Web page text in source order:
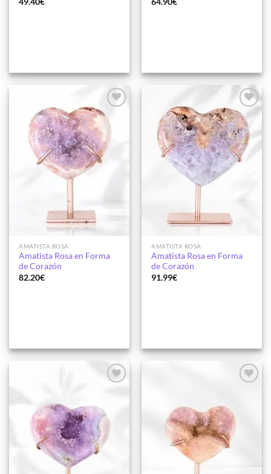
Añadir
a la
lista de
deseos
AMATISTA ROSA
Amatista Rosa en Forma
de Corazón
82.20€
Añadir
a la
lista de
deseos
AMATISTA ROSA
Amatista Rosa en Forma
de Corazón
91.99€
lista de
deseos
deseos